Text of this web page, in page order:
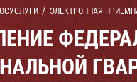
ЭЛЕКТРОННАЯ